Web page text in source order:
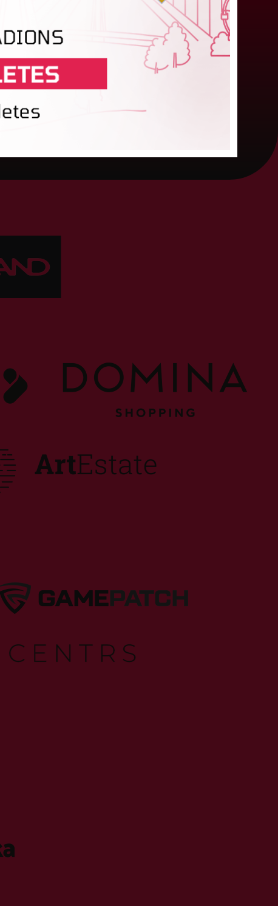
Latvijas tiesnešu brigāde apkalpos UEFA Eiropas
līgas kvalifikācijas spēli šovakar Dublinā starp
"Shamrock Rovers" un "Egnatia" komandām.
Andris Treimanis pildīs galvenā...